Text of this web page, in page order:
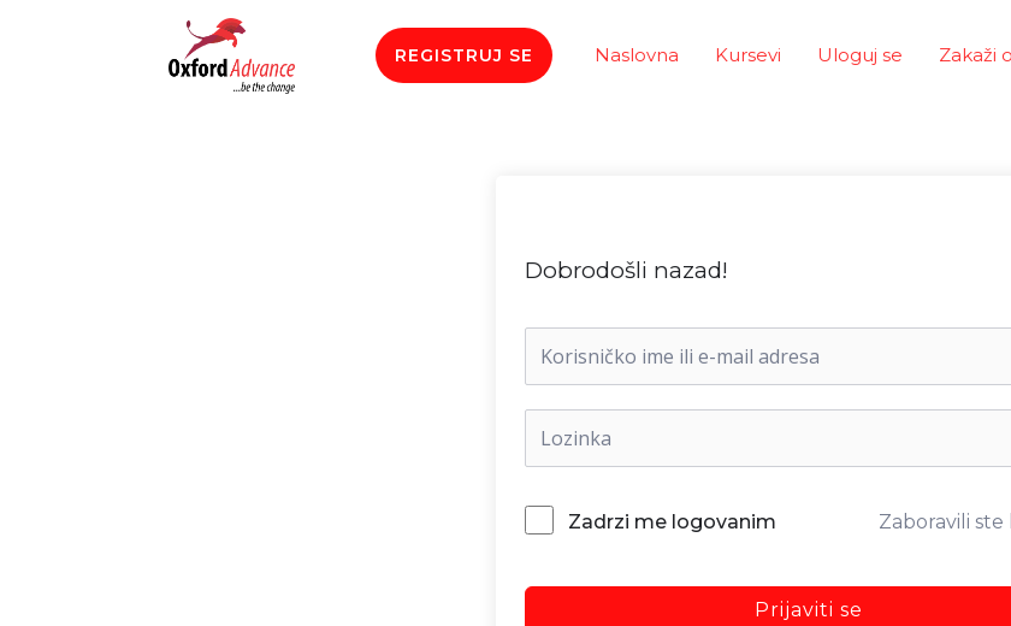
REGISTRUJ SE Naslovna Kursevi Uloguj se Zakaži
Dobrodošli nazad!
Zadrzi me logovanim Zaboravili
Prijaviti se